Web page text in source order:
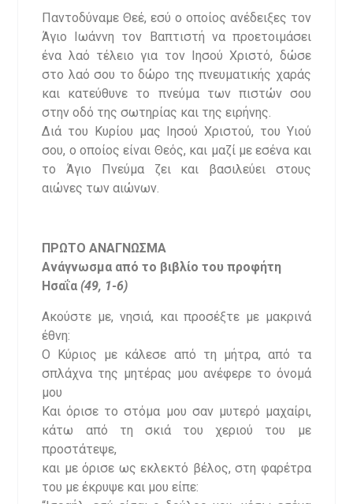
Παντοδύναμε Θεέ, εσύ ο οποίος ανέδειξες τον
Άγιο Ιωάννη τον Βαπτιστή να προετοιμάσει
ένα λαό τέλειο για τον Ιησού Χριστό, δώσε
στο λαό σου το δώρο της πνευματικής χαράς
και κατεύθυνε το πνεύμα των πιστών σου
στην οδό της σωτηρίας και της ειρήνης.
Διά του Κυρίου μας Ιησού Χριστού, του Υιού
σου, ο οποίος είναι Θεός, και μαζί με εσένα και
το Άγιο Πνεύμα ζει και βασιλεύει στους
αιώνες των αιώνων.
ΠΡΩΤΟ ΑΝΑΓΝΩΣΜΑ
Ανάγνωσμα από το βιβλίο του προφήτη
Ησαΐα(49, 1-6)
Ακούστε με, νησιά, και προσέξτε με μακρινά
έθνη:
Ο Κύριος με κάλεσε από τη μήτρα, από τα
σπλάχνα της μητέρας μου ανέφερε το όνομά
μου
Και όρισε το στόμα μου σαν μυτερό μαχαίρι,
κάτω από τη σκιά του χεριού του με
προστάτεψε,
και με όρισε ως εκλεκτό βέλος, στη φαρέτρα
του με έκρυψε και μου είπε: